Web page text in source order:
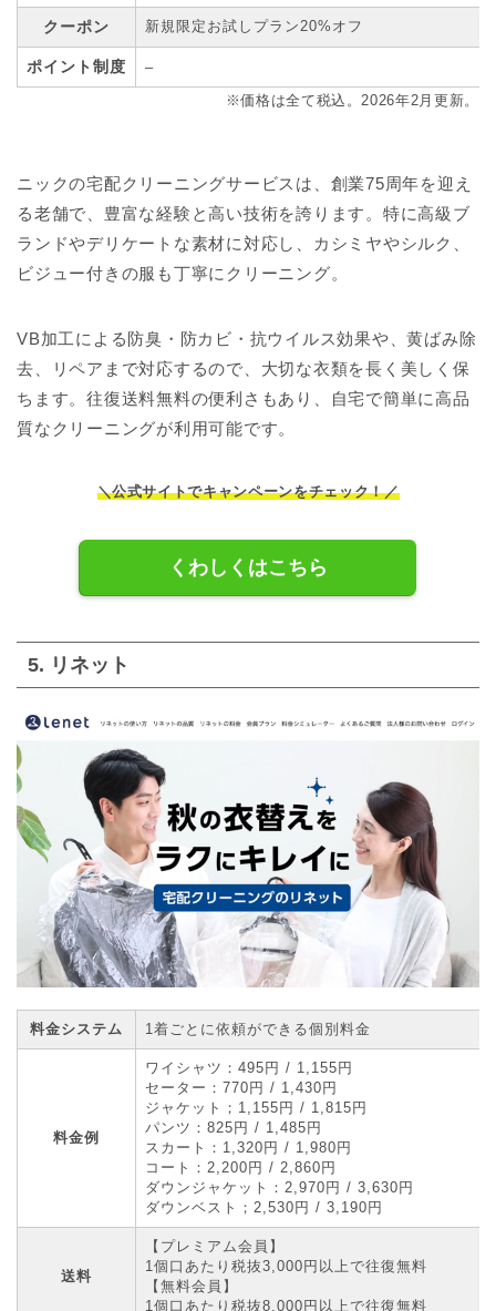
クーポン 新規限定お試しプラン20%オフ
ポイント制度
–
※価格は全て税込。2026年2月更新。
ニックの宅配クリーニングサービスは、創業75周年を迎え
る老舗で、豊富な経験と高い技術を誇ります。特に高級ブ
ランドやデリケートな素材に対応し、カシミヤやシルク、
ビジュー付きの服も丁寧にクリーニング。
VB加工による防臭・防カビ・抗ウイルス効果や、黄ばみ除
去、リペアまで対応するので、大切な衣類を長く美しく保
ちます。往復送料無料の便利さもあり、自宅で簡単に高品
質なクリーニングが利用可能です。
＼公式サイトでキャンペーンをチェック！／
くわしくはこちら
5. リネット
料金システム 1着ごとに依頼ができる個別料金
料金例
ワイシャツ：495円 / 1,155円
セーター：770円 / 1,430円
ジャケット；1,155円 / 1,815円
パンツ：825円 / 1,485円
スカート：1,320円 / 1,980円
コート：2,200円 / 2,860円
ダウンジャケット：2,970円 / 3,630円
ダウンベスト；2,530円 / 3,190円
送料
【プレミアム会員】
1個口あたり税抜3,000円以上で往復無料
【無料会員】
1個口あたり税抜8,000円以上で往復無料